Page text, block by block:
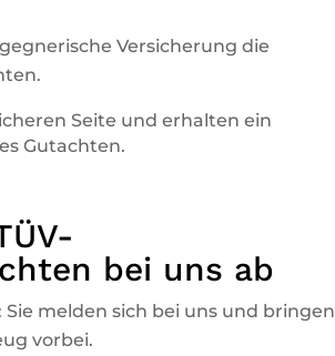
Versicherung die
Seite und erhalten ein
Gutachten.
bei uns ab
: Sie melden sich bei uns und bringen
vorbei.